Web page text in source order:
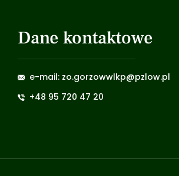
Dane kontaktowe
e-mail: zo.gorzowwlkp@pzlow.pl
+48 95 720 47 20